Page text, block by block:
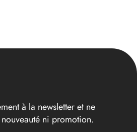
à la newsletter et ne
ni promotion.